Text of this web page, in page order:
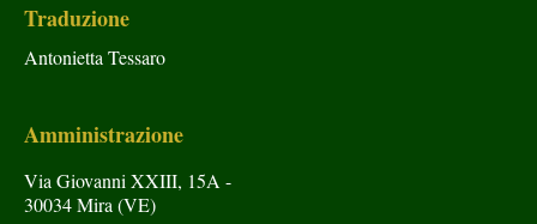
Traduzione
Antonietta Tessaro
Amministrazione
Via Giovanni XXIII, 15A -
30034 Mira (VE)